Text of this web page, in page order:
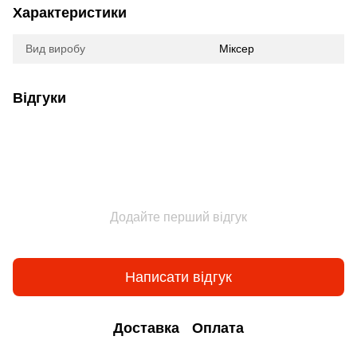
Характеристики
Вид виробу Міксер
Відгуки
Додайте перший відгук
Написати відгук
Доставка Оплата